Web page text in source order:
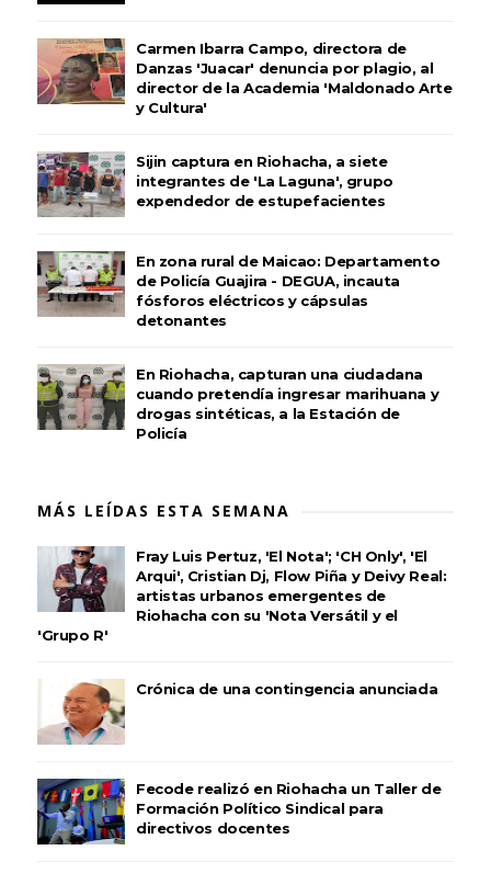
Carmen Ibarra Campo, directora de
Danzas 'Juacar' denuncia por plagio, al
director de la Academia 'Maldonado Arte
y Cultura'
Sijin captura en Riohacha, a siete
integrantes de 'La Laguna', grupo
expendedor de estupefacientes
En zona rural de Maicao: Departamento
de Policía Guajira - DEGUA, incauta
fósforos eléctricos y cápsulas
detonantes
En Riohacha, capturan una ciudadana
cuando pretendía ingresar marihuana y
drogas sintéticas, a la Estación de
Policía
MÁS LEÍDAS ESTA SEMANA
Fray Luis Pertuz, 'El Nota'; 'CH Only', 'El
Arqui', Cristian Dj, Flow Piña y Deivy Real:
artistas urbanos emergentes de
Riohacha con su 'Nota Versátil y el
'Grupo R'
Crónica de una contingencia anunciada
Fecode realizó en Riohacha un Taller de
Formación Político Sindical para
directivos docentes